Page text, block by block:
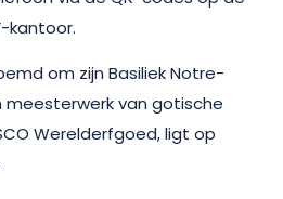
kantoor.
om zijn Basiliek Notre-
meesterwerk van gotische
Werelderfgoed, ligt op